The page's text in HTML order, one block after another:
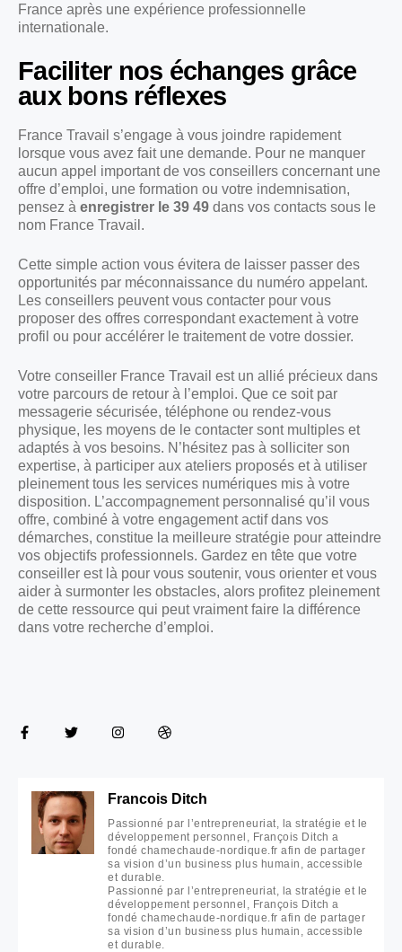
France après une expérience professionnelle
internationale.
Faciliter nos échanges grâce
aux bons réflexes
France Travail s’engage à vous joindre rapidement
lorsque vous avez fait une demande. Pour ne manquer
aucun appel important de vos conseillers concernant une
offre d’emploi, une formation ou votre indemnisation,
pensez à enregistrer le 39 49 dans vos contacts sous le
nom France Travail.
Cette simple action vous évitera de laisser passer des
opportunités par méconnaissance du numéro appelant.
Les conseillers peuvent vous contacter pour vous
proposer des offres correspondant exactement à votre
profil ou pour accélérer le traitement de votre dossier.
Votre conseiller France Travail est un allié précieux dans
votre parcours de retour à l’emploi. Que ce soit par
messagerie sécurisée, téléphone ou rendez-vous
physique, les moyens de le contacter sont multiples et
adaptés à vos besoins. N’hésitez pas à solliciter son
expertise, à participer aux ateliers proposés et à utiliser
pleinement tous les services numériques mis à votre
disposition. L’accompagnement personnalisé qu’il vous
offre, combiné à votre engagement actif dans vos
démarches, constitue la meilleure stratégie pour atteindre
vos objectifs professionnels. Gardez en tête que votre
conseiller est là pour vous soutenir, vous orienter et vous
aider à surmonter les obstacles, alors profitez pleinement
de cette ressource qui peut vraiment faire la différence
dans votre recherche d’emploi.
Francois Ditch
Passionné par l’entrepreneuriat, la stratégie et le
développement personnel, François Ditch a
fondé chamechaude-nordique.fr afin de partager
sa vision d’un business plus humain, accessible
et durable.
Passionné par l’entrepreneuriat, la stratégie et le
développement personnel, François Ditch a
fondé chamechaude-nordique.fr afin de partager
sa vision d’un business plus humain, accessible
et durable.